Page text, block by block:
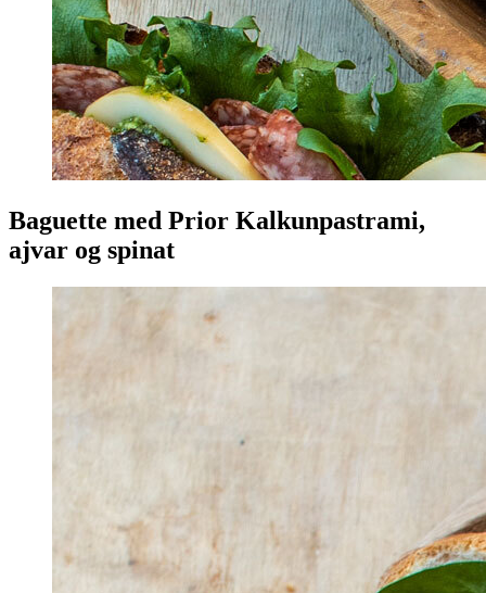
Baguette med Prior Kalkunpastrami,
ajvar og spinat